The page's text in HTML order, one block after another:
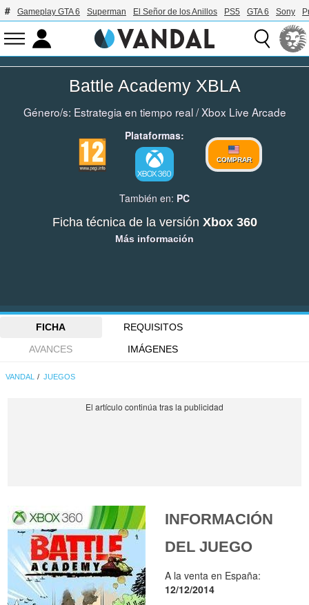
Gameplay GTA 6 Superman El Señor de los Anillos PS5 GTA 6 Sony
Battle Academy XBLA
Género/s: Estrategia en tiempo real/Xbox Live Arcade
Plataformas:
COMPRAR
También en: PC
Ficha técnica de la versión Xbox 360
Más información
FICHA
REQUISITOS
AVANCES
IMÁGENES
VANDAL JUEGOS
INFORMACIÓN
DEL JUEGO
A la venta en España:
12/12/2014